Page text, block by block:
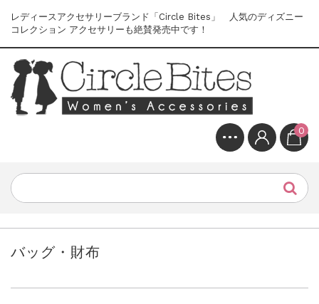
レディースアクセサリーブランド「Circle Bites」 人気のディズニー
コレクション アクセサリーも絶賛発売中です！
0
バッグ・財布